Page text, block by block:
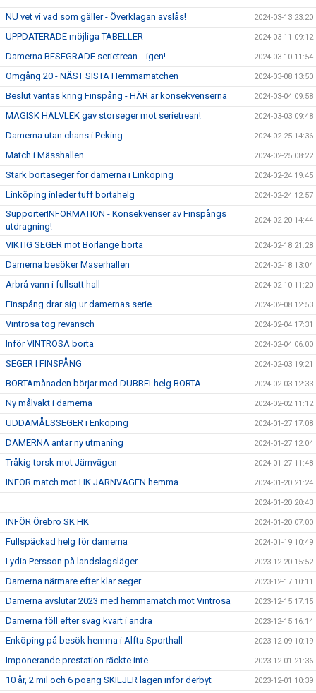
NU vet vi vad som gäller - Överklagan avslås! 2024-03-13 23:20
UPPDATERADE möjliga TABELLER 2024-03-11 09:12
Damerna BESEGRADE serietrean... igen! 2024-03-10 11:54
Omgång 20 - NÄST SISTA Hemmamatchen 2024-03-08 13:50
Beslut väntas kring Finspång - HÄR är konsekvenserna 2024-03-04 09:58
MAGISK HALVLEK gav storseger mot serietrean! 2024-03-03 09:48
Damerna utan chans i Peking 2024-02-25 14:36
Match i Mässhallen 2024-02-25 08:22
Stark bortaseger för damerna i Linköping 2024-02-24 19:45
Linköping inleder tuff bortahelg 2024-02-24 12:57
SupporterINFORMATION - Konsekvenser av Finspångs
utdragning!
2024-02-20 14:44
VIKTIG SEGER mot Borlänge borta 2024-02-18 21:28
Damerna besöker Maserhallen 2024-02-18 13:04
Arbrå vann i fullsatt hall 2024-02-10 11:20
Finspång drar sig ur damernas serie 2024-02-08 12:53
Vintrosa tog revansch 2024-02-04 17:31
Inför VINTROSA borta 2024-02-04 06:00
SEGER I FINSPÅNG 2024-02-03 19:21
BORTAmånaden börjar med DUBBELhelg BORTA 2024-02-03 12:33
Ny målvakt i damerna 2024-02-02 11:12
UDDAMÅLSSEGER i Enköping 2024-01-27 17:08
DAMERNA antar ny utmaning 2024-01-27 12:04
Tråkig torsk mot Järnvägen 2024-01-27 11:48
INFÖR match mot HK JÄRNVÄGEN hemma 2024-01-20 21:24
2024-01-20 20:43
INFÖR Örebro SK HK 2024-01-20 07:00
Fullspäckad helg för damerna 2024-01-19 10:49
Lydia Persson på landslagsläger 2023-12-20 15:52
Damerna närmare efter klar seger 2023-12-17 10:11
Damerna avslutar 2023 med hemmamatch mot Vintrosa 2023-12-15 17:15
Damerna föll efter svag kvart i andra 2023-12-15 16:14
Enköping på besök hemma i Alfta Sporthall 2023-12-09 10:19
Imponerande prestation räckte inte 2023-12-01 21:36
10 år, 2 mil och 6 poäng SKILJER lagen inför derbyt 2023-12-01 10:39